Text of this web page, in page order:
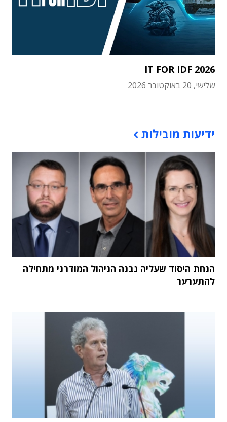
IT FOR IDF 2026
שלישי, 20 באוקטובר 2026
ידיעות מובילות
הנחת היסוד שעליה נבנה הניהול המודרני מתחילה
להתערער